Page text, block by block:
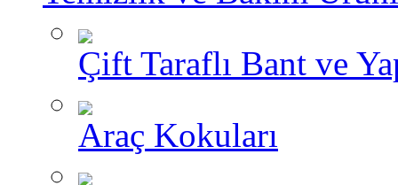
Çift Taraflı Bant ve
Araç Kokuları